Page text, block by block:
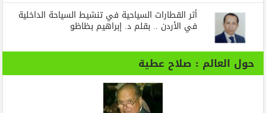
أثر القطارات السياحية في تنشيط السياحة الداخلية
في الأردن .. بقلم د. إبراهيم بظاظو
حول العالم : صلاح عطية